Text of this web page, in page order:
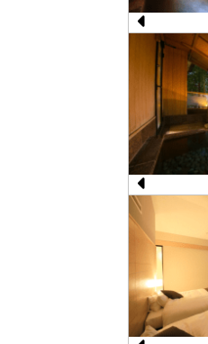
Pr
e
vi
o
u
s
Pr
e
vi
o
u